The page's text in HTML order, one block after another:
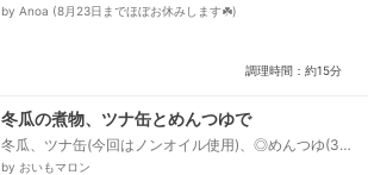
⭐水、‪‪⭐白だし、‪‪⭐みりん、しょうがチューブ、水溶き
by Anoa (8月23日までほぼお休みします☘️)
調理時間：約15分
冬瓜の煮物、ツナ缶とめんつゆで
冬瓜、ツナ缶(今回はノンオイル使用)、◎めんつゆ(3倍
濃縮)、◎醤油、◎みりん、◎水、水溶き片栗粉
by おいもマロン